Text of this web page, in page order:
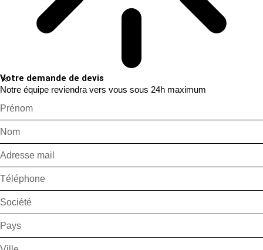
Votre demande de devis
Notre équipe reviendra vers vous sous 24h maximum